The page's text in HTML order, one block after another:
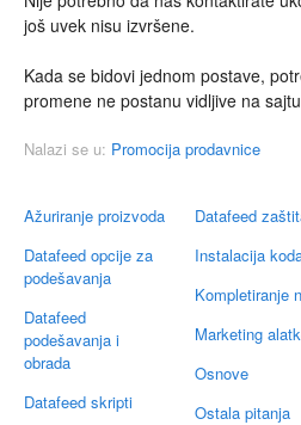
Ažuriranje proizvoda
Datafeed opcije za
podešavanja
Datafeed
podešavanja i
obrada
Datafeed skripti
Datafeed
Instalacija
Kompletiranje
Marketing
Osnove
Ostala pitanja
još uvek nisu izvršene.
Kada se bidovi jednom postave,
promene ne postanu vidljive na
Nalazi se u: Promocija prodavnice